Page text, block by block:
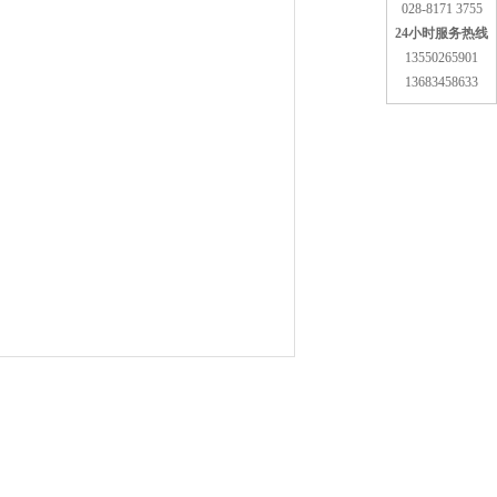
028-8171 3755
24小时服务热线
13550265901
13683458633